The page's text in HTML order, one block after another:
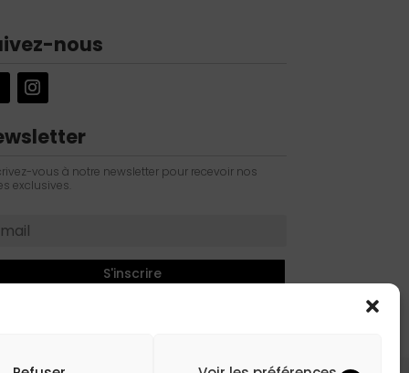
nous
vous à notre newsletter pour recevoir nos
exclusives.
S'inscrire